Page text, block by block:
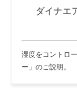
ダイナエ
湿度をコントロ
ー」のご説明。